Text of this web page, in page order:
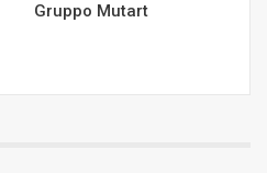
Gruppo Mutart